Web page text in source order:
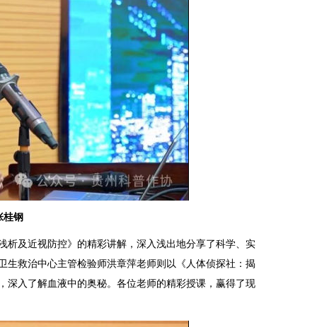
桂钢
析及近视防控》的精彩讲解，深入浅出地分享了科学、实
生救治中心主管检验师洪章萍老师则以《人体侦探社：揭
深入了解血液中的奥秘。各位老师的精彩授课，赢得了现